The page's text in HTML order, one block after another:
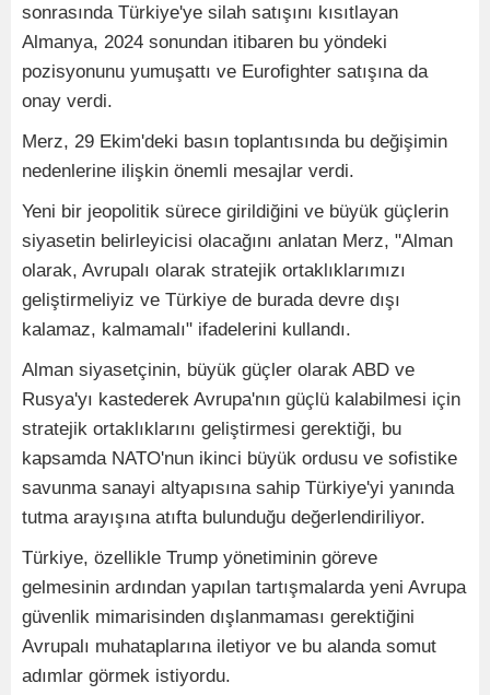
sonrasında Türkiye'ye silah satışını kısıtlayan
Almanya, 2024 sonundan itibaren bu yöndeki
pozisyonunu yumuşattı ve Eurofighter satışına da
onay verdi.
Merz, 29 Ekim'deki basın toplantısında bu değişimin
nedenlerine ilişkin önemli mesajlar verdi.
Yeni bir jeopolitik sürece girildiğini ve büyük güçlerin
siyasetin belirleyicisi olacağını anlatan Merz, "Alman
olarak, Avrupalı olarak stratejik ortaklıklarımızı
geliştirmeliyiz ve Türkiye de burada devre dışı
kalamaz, kalmamalı" ifadelerini kullandı.
Alman siyasetçinin, büyük güçler olarak ABD ve
Rusya'yı kastederek Avrupa'nın güçlü kalabilmesi için
stratejik ortaklıklarını geliştirmesi gerektiği, bu
kapsamda NATO'nun ikinci büyük ordusu ve sofistike
savunma sanayi altyapısına sahip Türkiye'yi yanında
tutma arayışına atıfta bulunduğu değerlendiriliyor.
Türkiye, özellikle Trump yönetiminin göreve
gelmesinin ardından yapılan tartışmalarda yeni Avrupa
güvenlik mimarisinden dışlanmaması gerektiğini
Avrupalı muhataplarına iletiyor ve bu alanda somut
adımlar görmek istiyordu.